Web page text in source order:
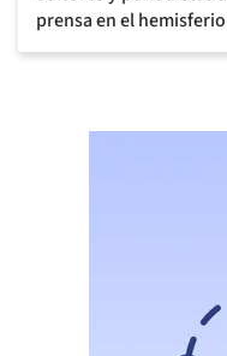
prensa en el